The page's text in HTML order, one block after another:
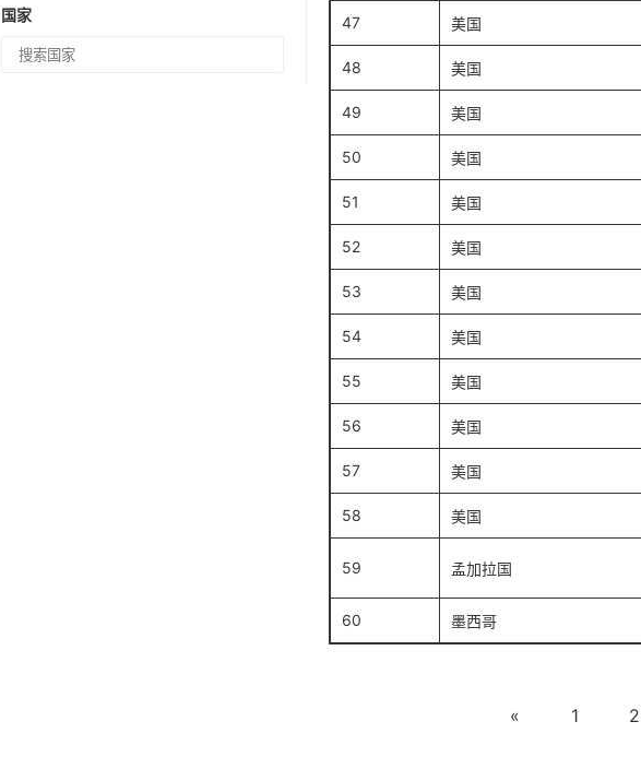
国家 47 美国
48 美国
49 美国
50 美国
51 美国
52 美国
53 美国
54 美国
55 美国
56 美国
57 美国
58 美国
59 孟加拉国
60 墨西哥
« 1 2